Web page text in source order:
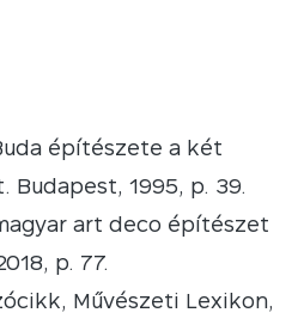
építészete a két
Budapest, 1995, p. 39.
art deco építészet
p. 77.
Művészeti Lexikon,